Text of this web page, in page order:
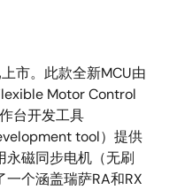
市。此款全新MCU由
Motor Control
台开发工具
tool）提供
永磁同步电机（无刷
个涵盖瑞萨RA和RX